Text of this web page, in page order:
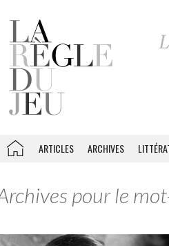
ARTICLES ARCHIVES
pour le